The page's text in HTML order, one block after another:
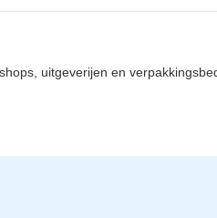
uitgeverijen en